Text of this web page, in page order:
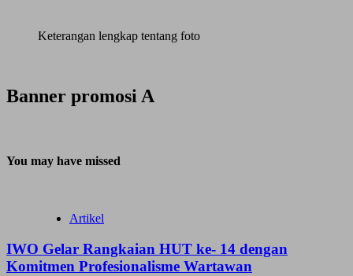
Keterangan lengkap tentang foto
Banner promosi A
You may have missed
Artikel
IWO Gelar Rangkaian HUT ke- 14 dengan
Komitmen Profesionalisme Wartawan